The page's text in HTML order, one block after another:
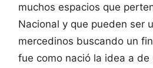
muchos espacios que
Nacional y que pueden ser
mercedinos buscando un
fue como nació la idea a